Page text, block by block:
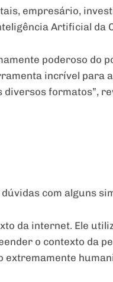
empresário,
Artificial da
poderoso do
incrível para
formatos”,
com alguns
da internet. Ele
o contexto da